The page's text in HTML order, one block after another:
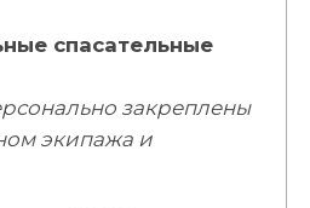
спасательные
закреплены
экипажа и